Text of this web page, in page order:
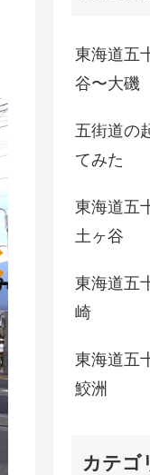
東海道五
谷〜大磯
五街道の
てみた
東海道五
土ヶ谷
東海道五
崎
東海道五
鮫洲
カテゴ